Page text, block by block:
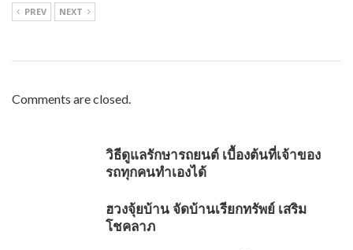
PREV NEXT
Comments are closed.
วิธีดูแลรักษารถยนต์ เบื้องต้นที่เจ้าของ
รถทุกคนทำเองได้
ฮวงจุ้ยบ้าน จัดบ้านเรียกทรัพย์ เสริม
โชคลาภ